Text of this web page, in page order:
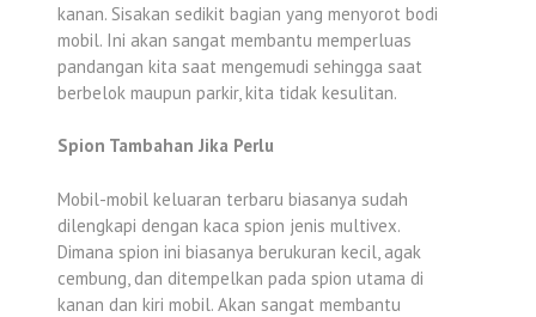
kanan. Sisakan sedikit bagian yang menyorot bodi
mobil. Ini akan sangat membantu memperluas
pandangan kita saat mengemudi sehingga saat
berbelok maupun parkir, kita tidak kesulitan.
Spion Tambahan Jika Perlu
Mobil-mobil keluaran terbaru biasanya sudah
dilengkapi dengan kaca spion jenis multivex.
Dimana spion ini biasanya berukuran kecil, agak
cembung, dan ditempelkan pada spion utama di
kanan dan kiri mobil. Akan sangat membantu